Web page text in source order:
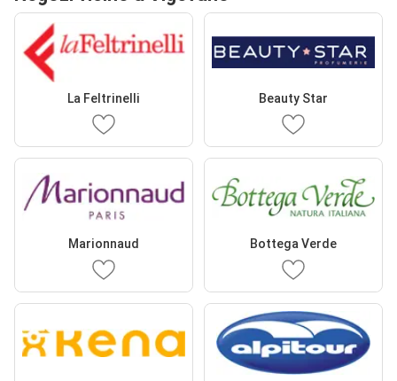
La Feltrinelli Beauty Star
Marionnaud Bottega Verde